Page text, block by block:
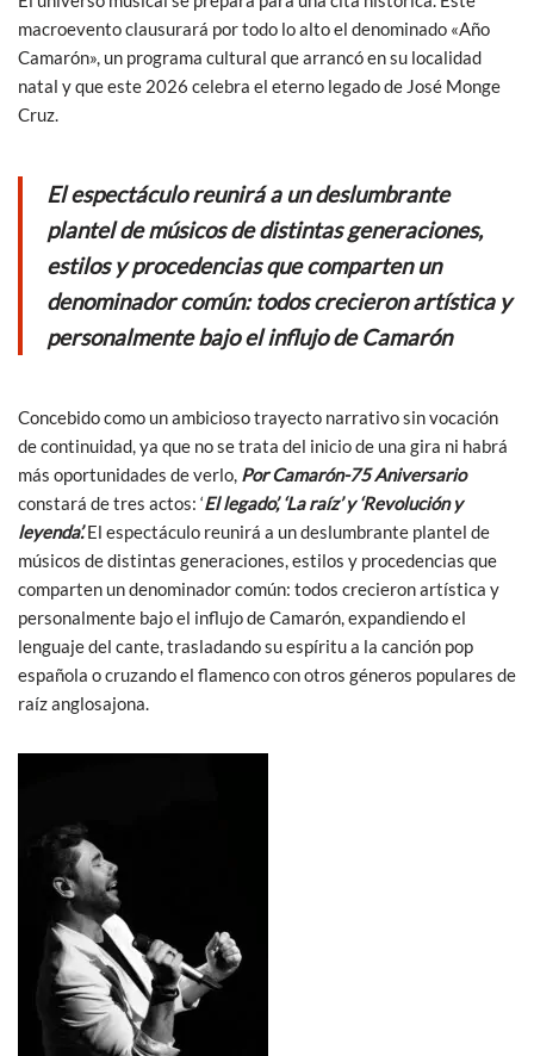
macroevento clausurará por todo lo alto el denominado «Año
Camarón», un programa cultural que arrancó en su localidad
natal y que este 2026 celebra el eterno legado de José Monge
Cruz.
El espectáculo reunirá a un deslumbrante
plantel de músicos de distintas generaciones,
estilos y procedencias que comparten un
denominador común: todos crecieron artística y
personalmente bajo el influjo de Camarón
Concebido como un ambicioso trayecto narrativo sin vocación
de continuidad, ya que no se trata del inicio de una gira ni habrá
más oportunidades de verlo, Por Camarón-75 Aniversario
constará de tres actos: ‘El legado’, ‘La raíz’ y ‘Revolución y
leyenda’.El espectáculo reunirá a un deslumbrante plantel de
músicos de distintas generaciones, estilos y procedencias que
comparten un denominador común: todos crecieron artística y
personalmente bajo el influjo de Camarón, expandiendo el
lenguaje del cante, trasladando su espíritu a la canción pop
española o cruzando el flamenco con otros géneros populares de
raíz anglosajona.